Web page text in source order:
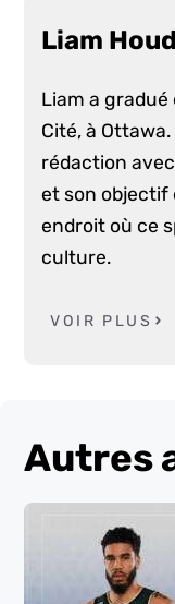
Liam
Liam a gradué
Cité, à
rédaction
et son objectif
endroit où ce
culture.
VOIR PLUS
Autres